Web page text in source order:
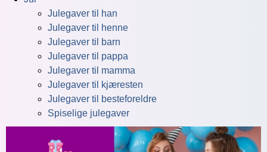
Julegaver til han
Julegaver til henne
Julegaver til barn
Julegaver til pappa
Julegaver til mamma
Julegaver til kjæresten
Julegaver til besteforeldre
Spiselige julegaver